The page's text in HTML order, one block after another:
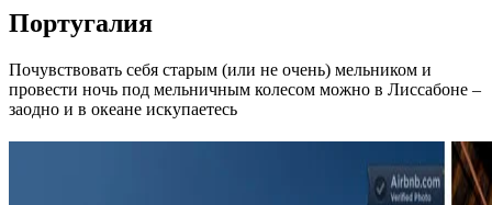
Португалия
Почувствовать себя старым (или не очень) мельником и
провести ночь под мельничным колесом можно в Лиссабоне –
заодно и в океане искупаетесь